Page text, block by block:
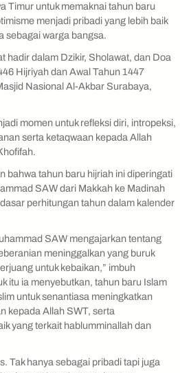
Timur untuk memaknai tahun baru
menjadi pribadi yang lebih baik
sebagai warga bangsa.
hadir dalam Dzikir, Sholawat, dan Doa
Hijriyah dan Awal Tahun 1447
Nasional Al-Akbar Surabaya,
momen untuk refleksi diri, intropeksi,
serta ketaqwaan kepada Allah
bahwa tahun baru hijriah ini diperingati
SAW dari Makkah ke Madinah
perhitungan tahun dalam kalender
SAW mengajarkan tentang
meninggalkan yang buruk
untuk kebaikan,” imbuh
itu ia menyebutkan, tahun baru Islam
untuk senantiasa meningkatkan
kepada Allah SWT, serta
yang terkait hablumminallah dan
Tak hanya sebagai pribadi tapi juga